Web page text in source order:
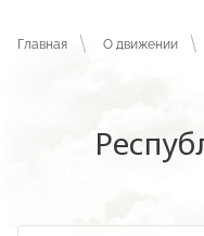
Главная О движении